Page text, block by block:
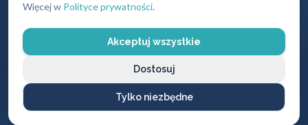
Więcej w Polityce prywatności.
Akceptuj wszystkie
Tylko niezbędne
Dostosuj
Docieramy do klienta
w ciągu 30 minut
Profesjonalizm i
wiedza ekspercka